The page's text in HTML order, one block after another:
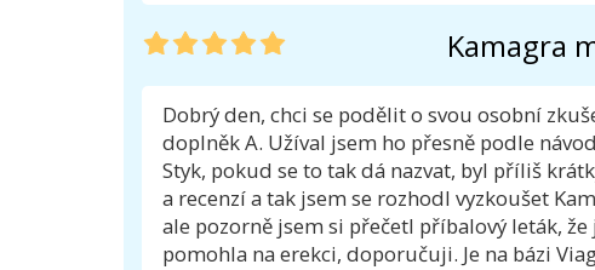
Kamagra
Dobrý den, chci se podělit o svou osobní
doplněk A. Užíval jsem ho přesně podle
Styk, pokud se to tak dá nazvat, byl příliš
a recenzí a tak jsem se rozhodl vyzkoušet
ale pozorně jsem si přečetl příbalový leták,
pomohla na erekci, doporučuji. Je na bázi